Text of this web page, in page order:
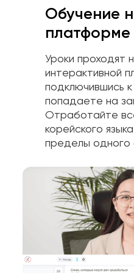
Обучение
платформе
Уроки проходят
интерактивной
подключившись
попадаете на
Отработайте
корейского
пределы одного